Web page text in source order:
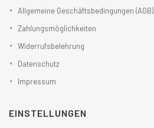
Allgemeine Geschäftsbedingungen (AGB)
Zahlungsmöglichkeiten
Widerrufsbelehrung
Datenschutz
Impressum
EINSTELLUNGEN